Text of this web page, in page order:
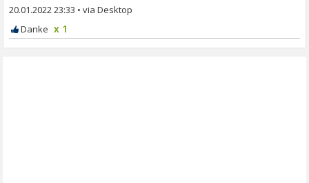
20.01.2022 23:33 •
x 1